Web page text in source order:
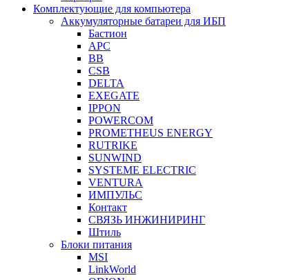
Комплектующие для компьютера
Аккумуляторные батареи для ИБП
Бастион
APC
BB
CSB
DELTA
EXEGATE
IPPON
POWERCOM
PROMETHEUS ENERGY
RUTRIKE
SUNWIND
SYSTEME ELECTRIC
VENTURA
ИМПУЛЬС
Контакт
СВЯЗЬ ИНЖИНИРИНГ
Штиль
Блоки питания
MSI
LinkWorld